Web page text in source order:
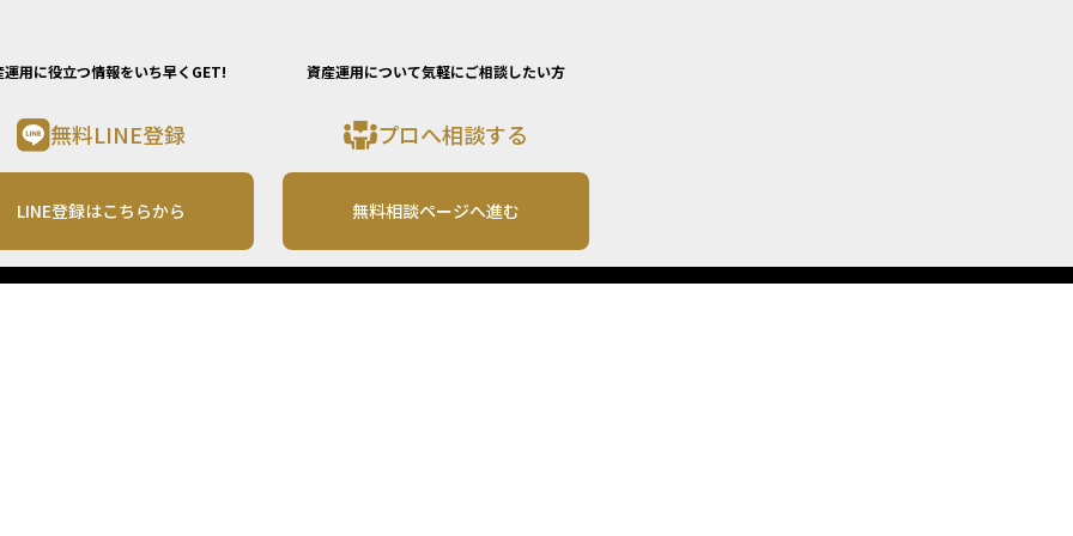
運用に役立つ情報をいち早くGET!
無料LINE登録
LINE登録はこちらから
資産運用について気軽にご相談したい方
プロへ相談する
無料相談ページへ進む